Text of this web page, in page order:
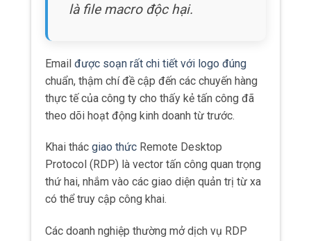
là file macro độc hại.
Email được soạn rất chi tiết với logo đúng
chuẩn, thậm chí đề cập đến các chuyến hàng
thực tế của công ty cho thấy kẻ tấn công đã
theo dõi hoạt động kinh doanh từ trước.
Khai thác giao thức Remote Desktop
Protocol (RDP) là vector tấn công quan trọng
thứ hai, nhắm vào các giao diện quản trị từ xa
có thể truy cập công khai.
Các doanh nghiệp thường mở dịch vụ RDP